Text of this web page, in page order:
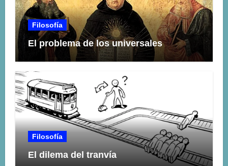
Filosofía
El problema de los universales
Filosofía
El dilema del tranvía